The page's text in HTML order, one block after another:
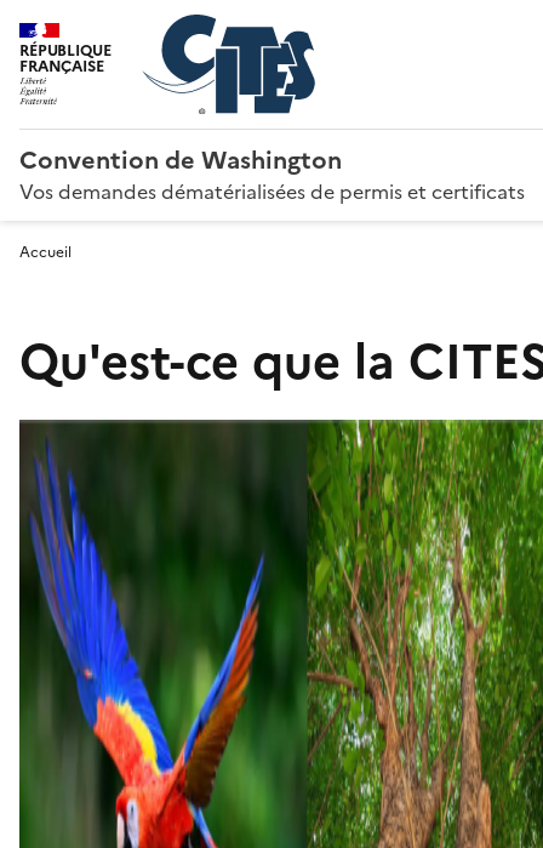
RÉPUBLIQUE
FRANÇAISE
Convention de Washington
Vos demandes dématérialisées de permis et certificats
Accueil
Qu'est-ce que la